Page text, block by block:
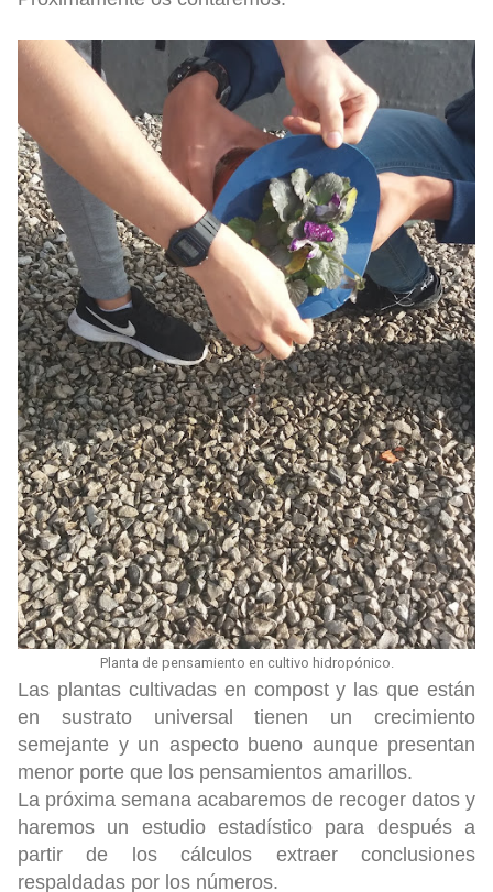
Planta de pensamiento en cultivo hidropónico.
Las plantas cultivadas en compost y las que están
en sustrato universal tienen un crecimiento
semejante y un aspecto bueno aunque presentan
menor porte que los pensamientos amarillos.
La próxima semana acabaremos de recoger datos y
haremos un estudio estadístico para después a
partir de los cálculos extraer conclusiones
respaldadas por los números.